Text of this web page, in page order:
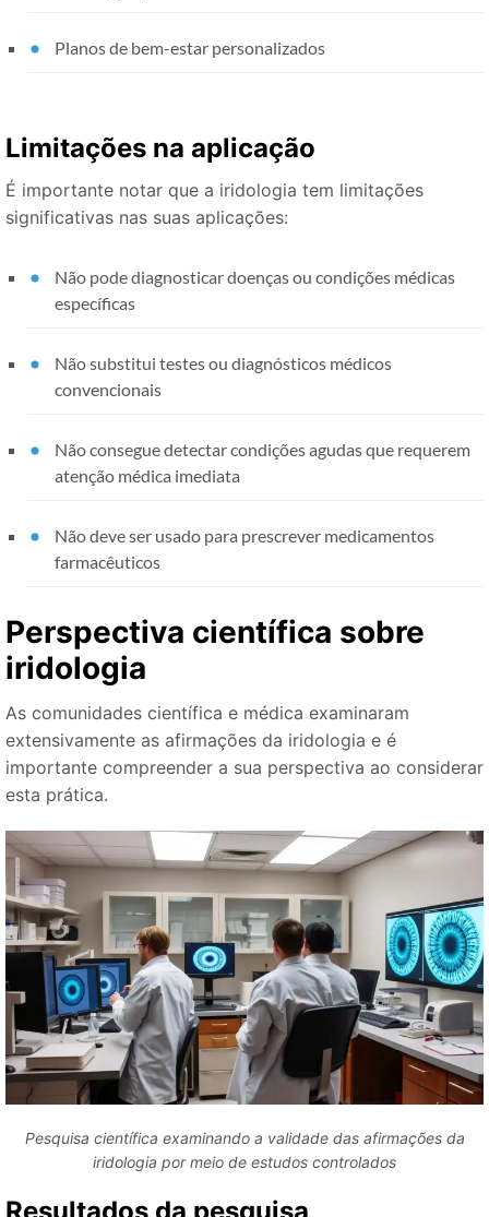
Planos de bem-estar personalizados
Limitações na aplicação
É importante notar que a iridologia tem limitações
significativas nas suas aplicações:
Não pode diagnosticar doenças ou condições médicas
específicas
Não substitui testes ou diagnósticos médicos
convencionais
Não consegue detectar condições agudas que requerem
atenção médica imediata
Não deve ser usado para prescrever medicamentos
farmacêuticos
Perspectiva científica sobre
iridologia
As comunidades científica e médica examinaram
extensivamente as afirmações da iridologia e é
importante compreender a sua perspectiva ao considerar
esta prática.
Pesquisa científica examinando a validade das afirmações da
iridologia por meio de estudos controlados
Resultados da pesquisa